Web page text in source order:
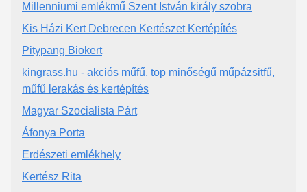
Millenniumi emlékmű Szent István király szobra
Kis Házi Kert Debrecen Kertészet Kertépítés
Pitypang Biokert
kingrass.hu - akciós műfű, top minőségű műpázsitfű,
műfű lerakás és kertépítés
Magyar Szocialista Párt
Áfonya Porta
Erdészeti emlékhely
Kertész Rita